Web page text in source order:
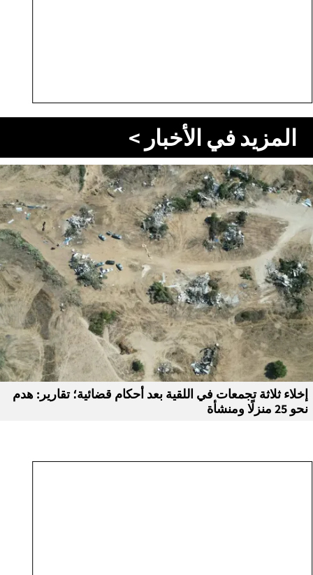
المزيد في الأخبار >
إخلاء ثلاثة تجمعات في اللقية بعد أحكام قضائية؛ تقارير: هدم
نحو 25 منزلًا ومنشأة